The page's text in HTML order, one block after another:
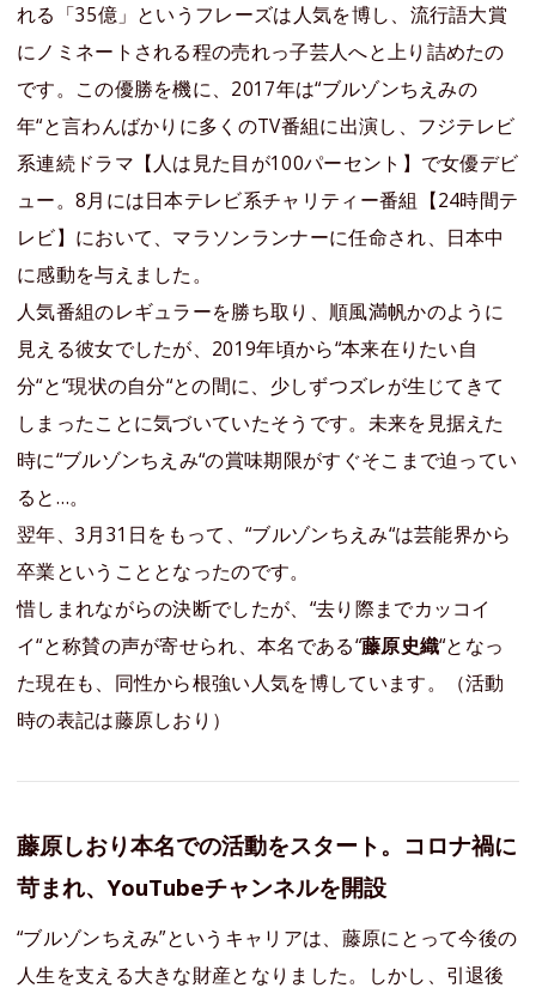
れる「35億」というフレーズは人気を博し、流行語大賞
にノミネートされる程の売れっ子芸人へと上り詰めたの
です。この優勝を機に、2017年は“ブルゾンちえみの
年“と言わんばかりに多くのTV番組に出演し、フジテレビ
系連続ドラマ【人は見た目が100パーセント】で女優デビ
ュー。8月には日本テレビ系チャリティー番組【24時間テ
レビ】において、マラソンランナーに任命され、日本中
に感動を与えました。
人気番組のレギュラーを勝ち取り、順風満帆かのように
見える彼女でしたが、2019年頃から“本来在りたい自
分“と“現状の自分“との間に、少しずつズレが生じてきて
しまったことに気づいていたそうです。未来を見据えた
時に“ブルゾンちえみ“の賞味期限がすぐそこまで迫ってい
ると…。
翌年、3月31日をもって、“ブルゾンちえみ“は芸能界から
卒業ということとなったのです。
惜しまれながらの決断でしたが、“去り際までカッコイ
イ“と称賛の声が寄せられ、本名である“藤原史織“となっ
た現在も、同性から根強い人気を博しています。（活動
時の表記は藤原しおり）
藤原しおり本名での活動をスタート。コロナ禍に
苛まれ、YouTubeチャンネルを開設
“ブルゾンちえみ”というキャリアは、藤原にとって今後の
人生を支える大きな財産となりました。しかし、引退後